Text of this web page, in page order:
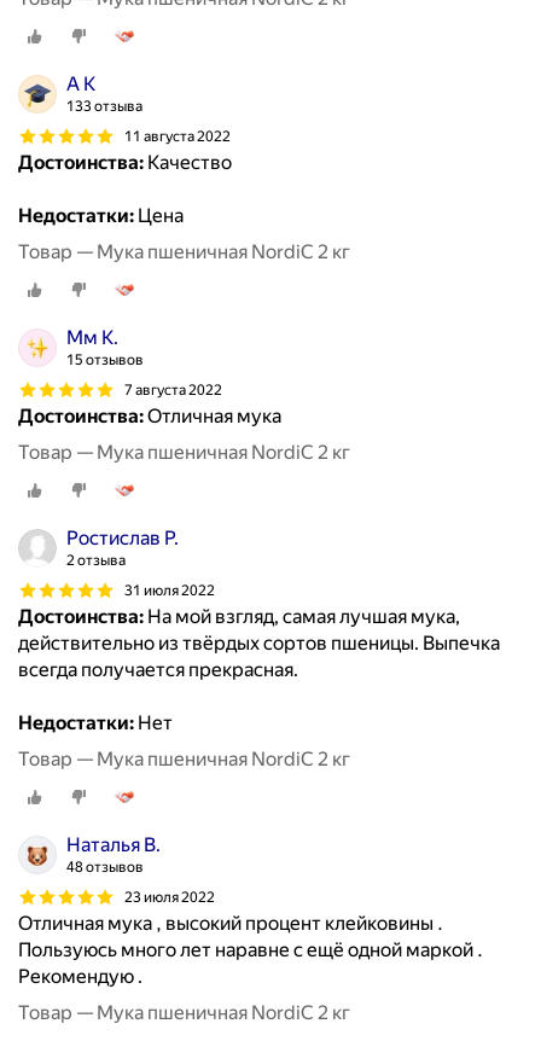
А К
133 отзыва
11 августа 2022
Достоинства: Качество
Недостатки: Цена
Товар — Мука пшеничная NordiC 2 кг
Мм К.
15 отзывов
7 августа 2022
Достоинства:Отличная мука
Товар — Мука пшеничная NordiC 2 кг
Ростислав Р.
2 отзыва
31 июля 2022
Достоинства: На мой взгляд, самая лучшая мука,
действительно из твёрдых сортов пшеницы. Выпечка
всегда получается прекрасная.
Недостатки: Нет
Товар — Мука пшеничная NordiC 2 кг
Наталья В.
48 отзывов
23 июля 2022
Отличная мука , высокий процент клейковины .
Пользуюсь много лет наравне с ещё одной маркой .
Рекомендую .
Товар — Мука пшеничная NordiC 2 кг